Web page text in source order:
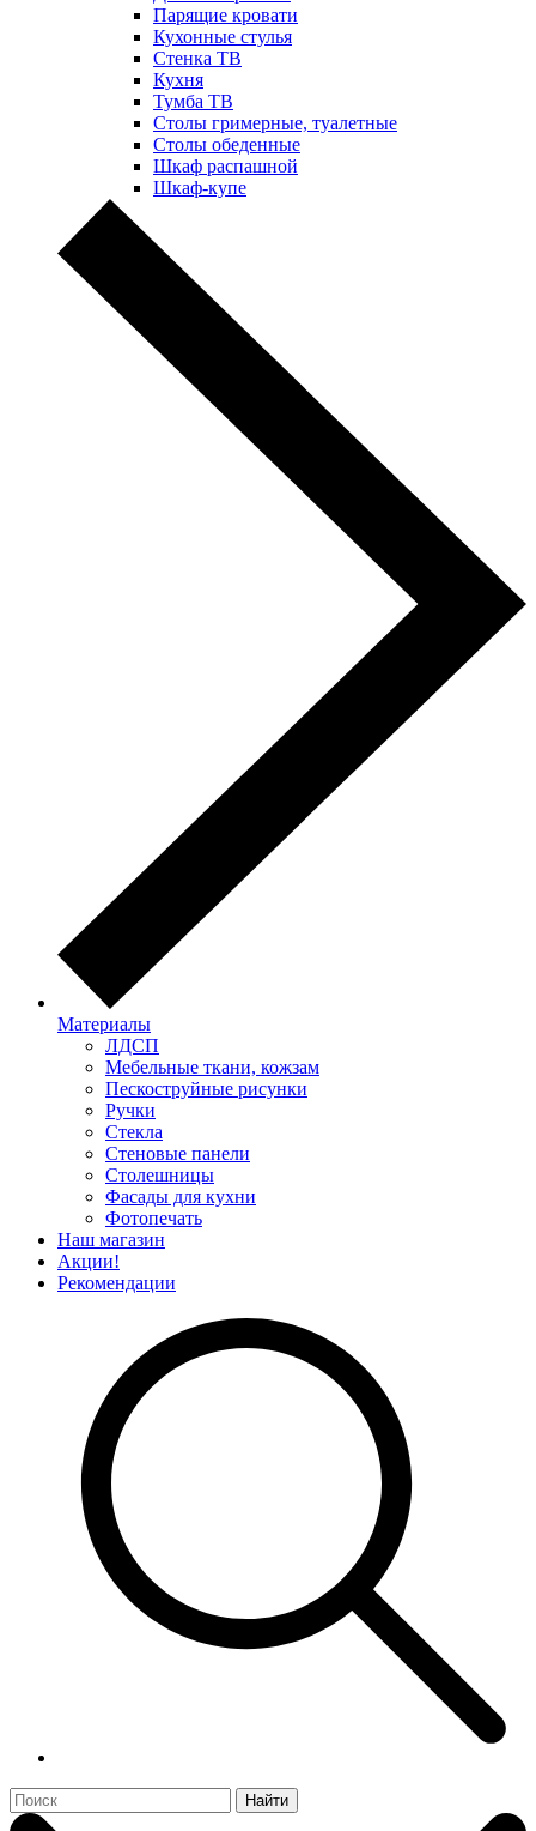
Парящие кровати
Кухонные стулья
Стенка ТВ
Кухня
Тумба ТВ
Столы гримерные, туалетные
Столы обеденные
Шкаф распашной
Шкаф-купе
Материалы
ЛДСП
Мебельные ткани, кожзам
Пескоструйные рисунки
Ручки
Стекла
Стеновые панели
Столешницы
Фасады для кухни
Фотопечать
Наш магазин
Акции!
Рекомендации
Найти